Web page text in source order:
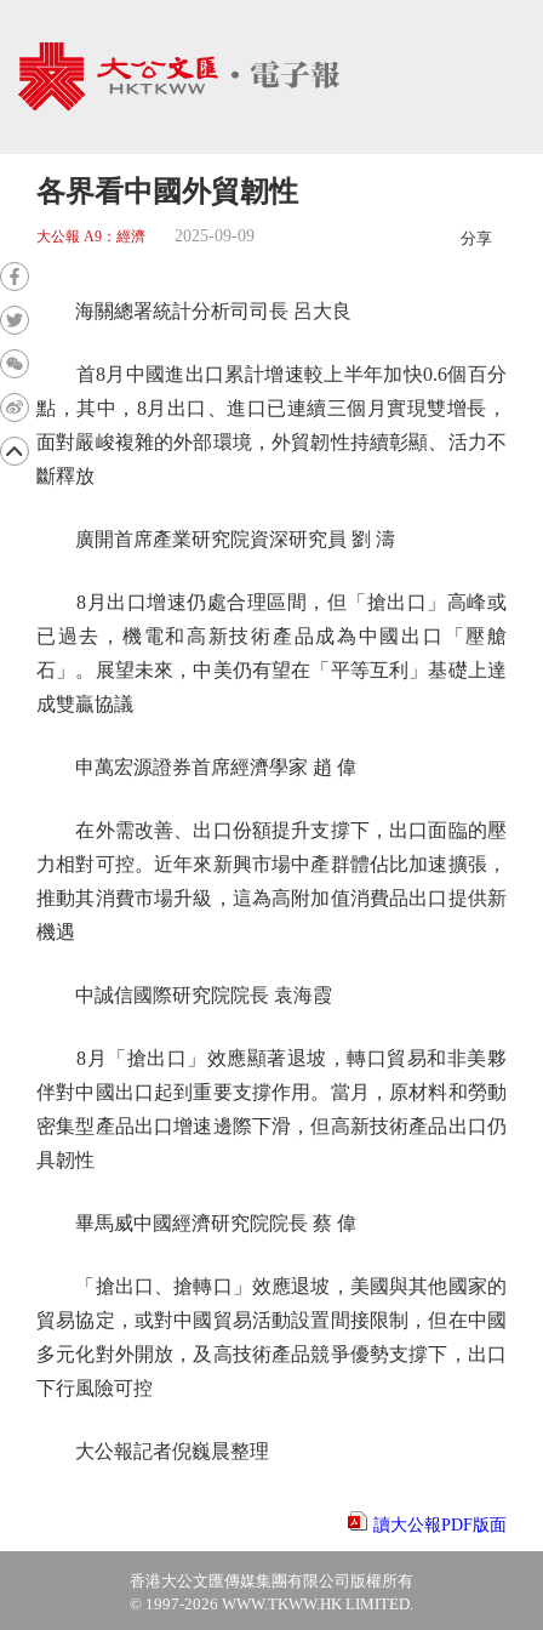
各界看中國外貿韌性
大公報 A9：經濟 2025-09-09 分享
海關總署統計分析司司長 呂大良
首8月中國進出口累計增速較上半年加快0.6個百分
點，其中，8月出口、進口已連續三個月實現雙增長，
面對嚴峻複雜的外部環境，外貿韌性持續彰顯、活力不
斷釋放
廣開首席產業研究院資深研究員 劉 濤
8月出口增速仍處合理區間，但「搶出口」高峰或
已過去，機電和高新技術產品成為中國出口「壓艙
石」。展望未來，中美仍有望在「平等互利」基礎上達
成雙贏協議
申萬宏源證券首席經濟學家 趙 偉
在外需改善、出口份額提升支撐下，出口面臨的壓
力相對可控。近年來新興市場中產群體佔比加速擴張，
推動其消費市場升級，這為高附加值消費品出口提供新
機遇
中誠信國際研究院院長 袁海霞
8月「搶出口」效應顯著退坡，轉口貿易和非美夥
伴對中國出口起到重要支撐作用。當月，原材料和勞動
密集型產品出口增速邊際下滑，但高新技術產品出口仍
具韌性
畢馬威中國經濟研究院院長 蔡 偉
「搶出口、搶轉口」效應退坡，美國與其他國家的
貿易協定，或對中國貿易活動設置間接限制，但在中國
多元化對外開放，及高技術產品競爭優勢支撐下，出口
下行風險可控
大公報記者倪巍晨整理
讀大公報PDF版面
香港大公文匯傳媒集團有限公司版權所有
© 1997-2026 WWW.TKWW.HK LIMITED.